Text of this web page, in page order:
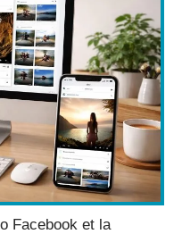
Facebook et la